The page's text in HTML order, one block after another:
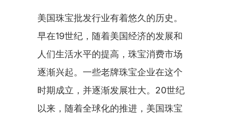
美国珠宝批发行业有着悠久的历史。
早在19世纪，随着美国经济的发展和
人们生活水平的提高，珠宝消费市场
逐渐兴起。一些老牌珠宝企业在这个
时期成立，并逐渐发展壮大。20世纪
以来，随着全球化的推进，美国珠宝